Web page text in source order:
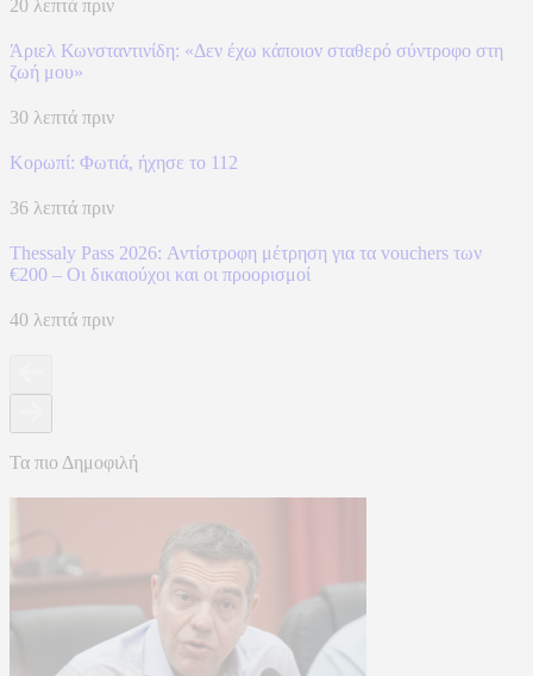
20 λεπτά πριν
Άριελ Κωνσταντινίδη: «Δεν έχω κάποιον σταθερό σύντροφο στη
ζωή μου»
30 λεπτά πριν
Κορωπί: Φωτιά, ήχησε το 112
36 λεπτά πριν
Thessaly Pass 2026: Αντίστροφη μέτρηση για τα vouchers των
€200 – Οι δικαιούχοι και οι προορισμοί
40 λεπτά πριν
Τα πιο Δημοφιλή